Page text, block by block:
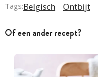
Tags:Belgisch Ontbijt
Of een ander recept?